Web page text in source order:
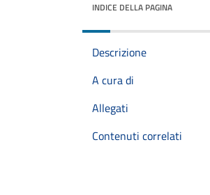
INDICE DELLA PAGINA
Descrizione
A cura di
Allegati
Contenuti correlati